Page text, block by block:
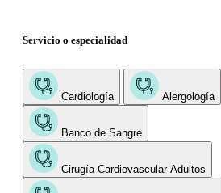
Servicio o especialidad
Cardiología Alergología
Banco de Sangre
Cirugía Cardiovascular Adultos